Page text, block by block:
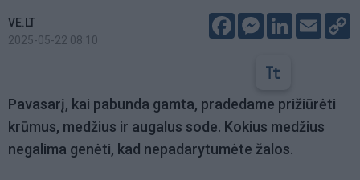
VE.LT
2025-05-22 08:10
FacebookMessenger
LinkedIn
Email
Pavasarį, kai pabunda gamta, pradedame prižiūrėti
krūmus, medžius ir augalus sode. Kokius medžius
negalima genėti, kad nepadarytumėte žalos.